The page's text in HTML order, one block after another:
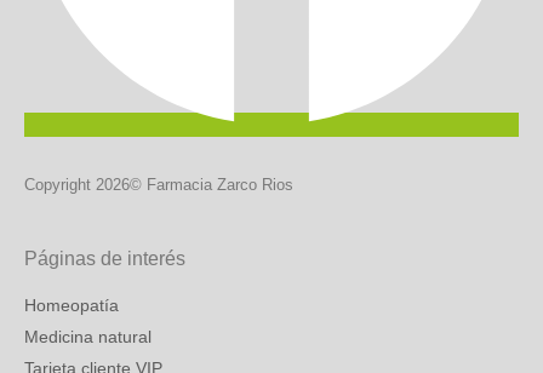
Copyright 2026© Farmacia Zarco Rios
Páginas de interés
Homeopatía
Medicina natural
Tarjeta cliente VIP